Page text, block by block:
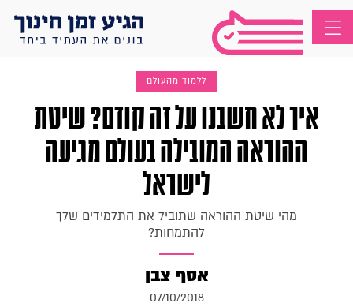
ללמוד מהעולם
איך לא חשבנו על זה קודם? שיטת
ההוראה המובילה בעולם מגיעה
לישראל
מהי שיטת ההוראה שתוביל את התלמידים שלך
להתמחות?
אסף צבן
07/10/2018